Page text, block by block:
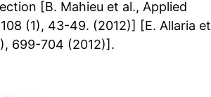
[B. Mahieu et al., Applied
(1), 43-49. (2012)] [E. Allaria et
699-704 (2012)].